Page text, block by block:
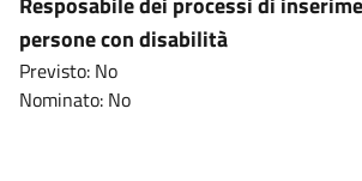
persone con disabilità
Previsto: No
Nominato: No